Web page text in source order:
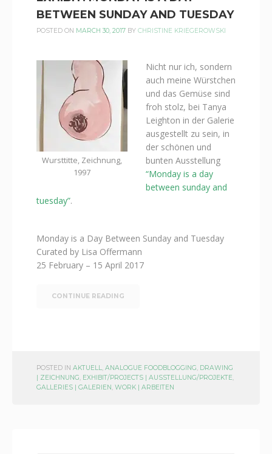
BETWEEN SUNDAY AND TUESDAY
POSTED ON MARCH 30, 2017 BY CHRISTINE KRIEGEROWSKI
Wursttitte, Zeichnung,
1997
Nicht nur ich, sondern
auch meine Würstchen
und das Gemüse sind
froh stolz, bei Tanya
Leighton in der Galerie
ausgestellt zu sein, in
der schönen und
bunten Ausstellung
“Monday is a day
between sunday and
tuesday”.
Monday is a Day Between Sunday and Tuesday
Curated by Lisa Offermann
25 February – 15 April 2017
CONTINUE READING
POSTED IN AKTUELL ANALOGUE FOODBLOGGING DRAWING
| ZEICHNUNG EXHIBIT/PROJECTS | AUSSTELLUNG/PROJEKTE
GALLERIES | GALERIEN WORK | ARBEITEN